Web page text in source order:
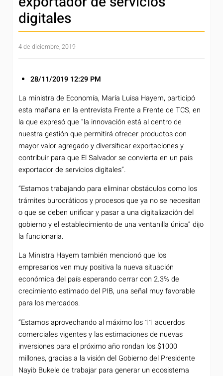
digitales
4 de diciembre, 2019
28/11/2019 12:29 PM
La ministra de Economía, María Luisa Hayem, participó
esta mañana en la entrevista Frente a Frente de TCS, en
la que expresó que “la innovación está al centro de
nuestra gestión que permitirá ofrecer productos con
mayor valor agregado y diversificar exportaciones y
contribuir para que El Salvador se convierta en un país
exportador de servicios digitales”.
“Estamos trabajando para eliminar obstáculos como los
trámites burocráticos y procesos que ya no se necesitan
o que se deben unificar y pasar a una digitalización del
gobierno y el establecimiento de una ventanilla única” dijo
la funcionaria.
La Ministra Hayem también mencionó que los
empresarios ven muy positiva la nueva situación
económica del país esperando cerrar con 2.3% de
crecimiento estimado del PIB, una señal muy favorable
para los mercados.
“Estamos aprovechando al máximo los 11 acuerdos
comerciales vigentes y las estimaciones de nuevas
inversiones para el próximo año rondan los $1000
millones, gracias a la visión del Gobierno del Presidente
Nayib Bukele de trabajar para generar un ecosistema